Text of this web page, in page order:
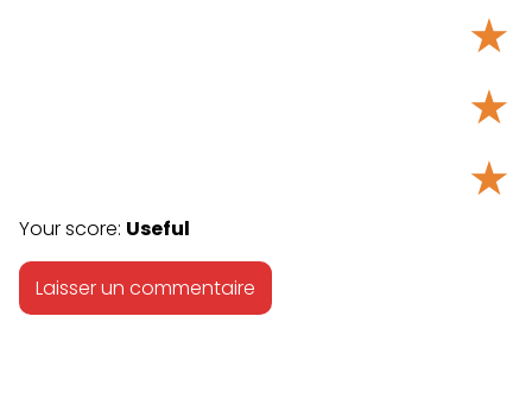
★
★
★
Your score: Useful